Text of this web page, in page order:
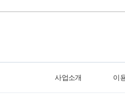
사업소개 이